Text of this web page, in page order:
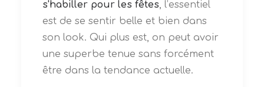
s'habiller pour les fêtes, l’essentiel
est de se sentir belle et bien dans
son look. Qui plus est, on peut avoir
une superbe tenue sans forcément
être dans la tendance actuelle.